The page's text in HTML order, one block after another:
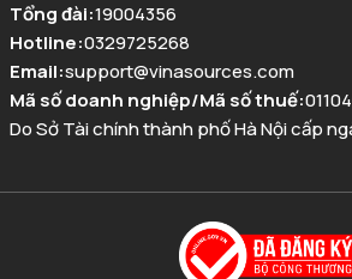
Tổng đài:19004356
Hotline:0329725268
Email:support@vinasources.com
Mã số doanh nghiệp/Mã số thuế:
Do Sở Tài chính thành phố Hà Nội cấp